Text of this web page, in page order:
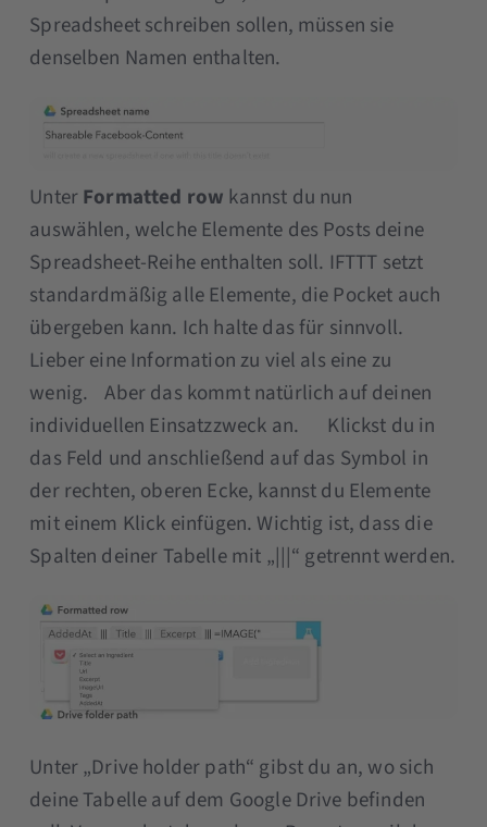
Spreadsheet schreiben sollen, müssen sie
denselben Namen enthalten.
UnterFormatted row kannst du nun
auswählen, welche Elemente des Posts deine
Spreadsheet-Reihe enthalten soll. IFTTT setzt
standardmäßig alle Elemente, die Pocket auch
übergeben kann. Ich halte das für sinnvoll.
Lieber eine Information zu viel als eine zu
wenig. Aber das kommt natürlich auf deinen
individuellen Einsatzzweck an. Klickst du in
das Feld und anschließend auf das Symbol in
der rechten, oberen Ecke, kannst du Elemente
mit einem Klick einfügen. Wichtig ist, dass die
Spalten deiner Tabelle mit „|||“ getrennt werden.
Unter „Drive holder path“ gibst du an, wo sich
deine Tabelle auf dem Google Drive befinden